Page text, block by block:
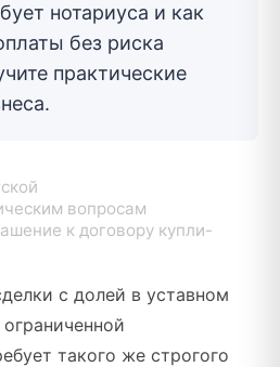
нотариуса и как
без риска
практические
вопросам
к договору купли-
с долей в уставном
такого же строгого